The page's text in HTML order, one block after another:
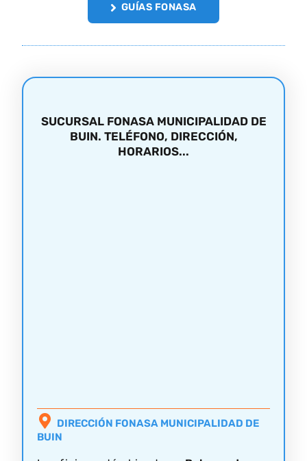
GUÍAS FONASA
SUCURSAL FONASA MUNICIPALIDAD DE
BUIN. TELÉFONO, DIRECCIÓN,
HORARIOS...
DIRECCIÓN FONASA MUNICIPALIDAD DE
BUIN